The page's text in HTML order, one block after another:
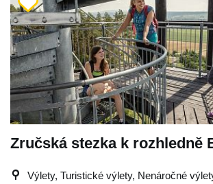
Zručská stezka k rozhledně
Výlety, Turistické výlety, Nenáročné